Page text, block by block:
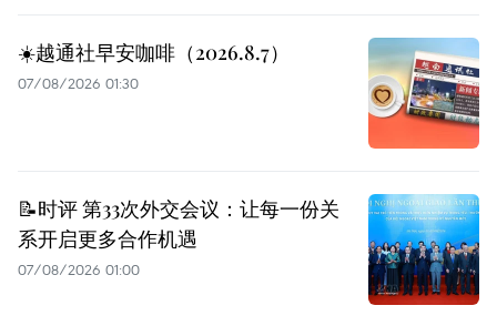
☀️越通社早安咖啡（2026.8.7）
07/08/2026 01:30
📝时评 第33次外交会议：让每一份关
系开启更多合作机遇
07/08/2026 01:00